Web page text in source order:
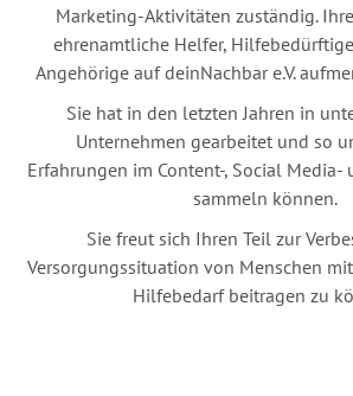
Marketing-Aktivitäten zuständig.
ehrenamtliche Helfer,
Angehörige auf deinNachbar e.V.
Sie hat in den letzten Jahren in
Unternehmen gearbeitet und so
Erfahrungen im Content-, Social Media-
sammeln können.
Sie freut sich Ihren Teil zur
Versorgungssituation von Menschen
Hilfebedarf beitragen zu